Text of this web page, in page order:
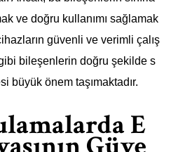
ve doğru kullanımı sağlamak
güvenli ve verimli çalış
bileşenlerin doğru şekilde s
büyük önem taşımaktadır.
E